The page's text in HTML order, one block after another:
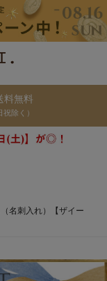
料無料
除く）
名刺入れ）【ザイー